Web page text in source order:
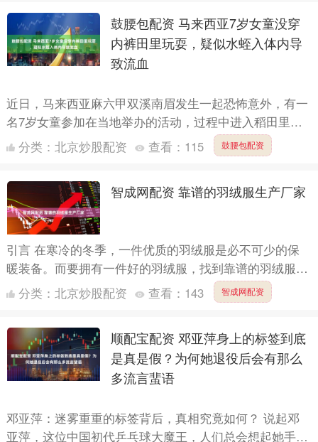
鼓腰包配资 马来西亚7岁女童没穿
内裤田里玩耍，疑似水蛭入体内导
致流血
近日，马来西亚麻六甲双溪南眉发生一起恐怖意外，有一
名7岁女童参加在当地举办的活动，过程中进入稻田里玩
耍，下体突然流血，被紧急送往医院治疗。因没发现有伤
痕，医师认....
分类： 北京炒股配资 查看： 115 鼓腰包配资
智成网配资 靠谱的羽绒服生产厂家
引言 在寒冷的冬季，一件优质的羽绒服是必不可少的保
暖装备。而要拥有一件好的羽绒服，找到靠谱的羽绒服生
产厂家至关重要。 一、靠谱厂家的特征 质量把控严格 靠
谱的羽....
分类： 北京炒股配资 查看： 143 智成网配资
顺配宝配资 邓亚萍身上的标签到底
是真是假？为何她退役后会有那么
多流言蜚语
邓亚萍：迷雾重重的标签背后，真相究竟如何？ 说起邓
亚萍，这位中国初代乒乓球大魔王，人们总会想起她手握